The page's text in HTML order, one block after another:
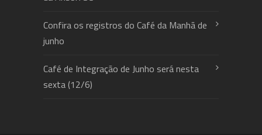
Confira os registros do Café da Manhã de
junho
Café de Integração de Junho será nesta
sexta (12/6)